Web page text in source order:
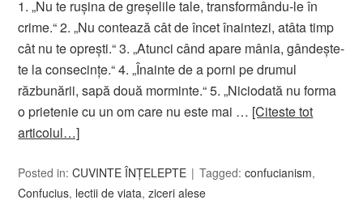
1. „Nu te ruşina de greşelile tale, transformându-le în
crime.“ 2. „Nu contează cât de încet înaintezi, atâta timp
cât nu te opreşti.“ 3. „Atunci când apare mânia, gândeşte-
te la consecinţe.“ 4. „Înainte de a porni pe drumul
răzbunării, sapă două morminte.“ 5. „Niciodată nu forma
o prietenie cu un om care nu este mai … [Citeste tot
articolul…]
Posted in:CUVINTE ÎNȚELEPTE Tagged:confucianism,
Confucius, lectii de viata,ziceri alese